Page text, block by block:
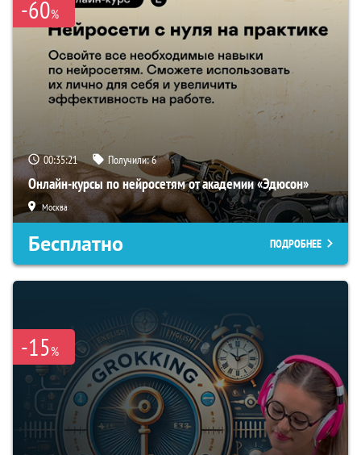
-60%
00:35:20 Получили:6
Онлайн-курсы по нейросетям от академии «Эдюсон»
Москва
Бесплатно ПОДРОБНЕЕ
-15%